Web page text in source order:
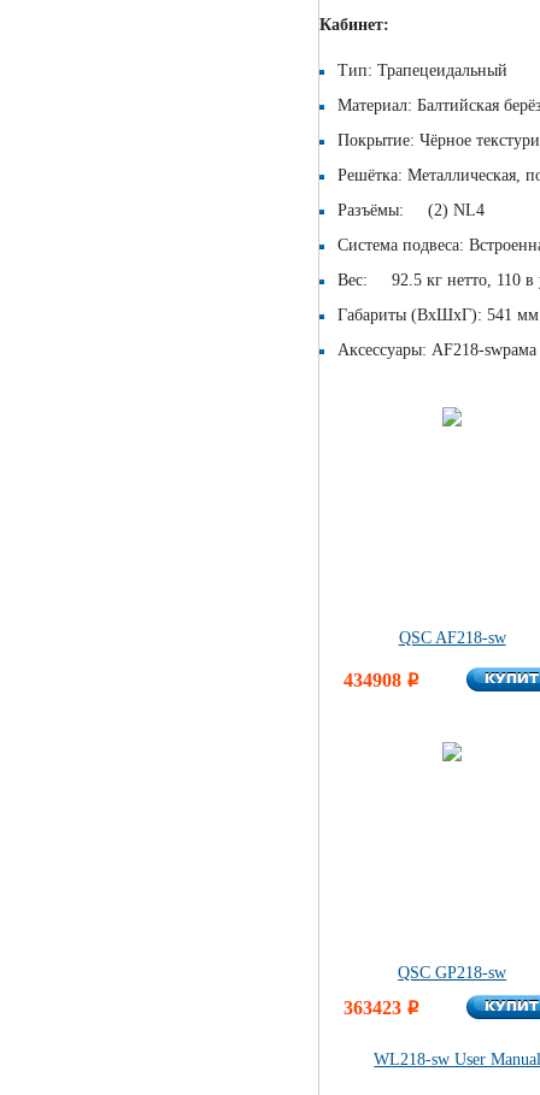
Кабинет:
Тип: Трапецеидальный
Материал: Балтийская
Покрытие: Чёрное
Решётка: Металлическая,
Разъёмы: (2) NL4
Система подвеса:
Вес: 92.5 кг нетто, 110 в
Габариты (ВxШxГ): 541
Аксессуары: AF218-
QSC AF218-sw
434908 i
QSC GP218-sw
363423 i
WL218-sw User